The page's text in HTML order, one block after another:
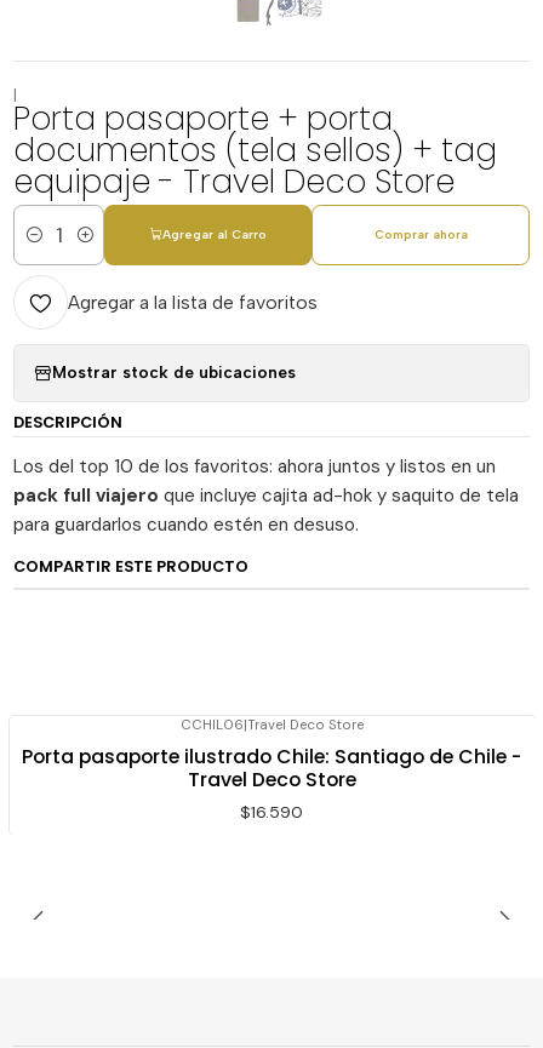
|
Porta pasaporte + porta
documentos (tela sellos) + tag
equipaje - Travel Deco Store
Cantidad
Agregar al Carro Comprar ahora
Agregar a la lista de favoritos
Mostrar stock de ubicaciones
DESCRIPCIÓN
Los del top 10 de los favoritos: ahora juntos y listos en un
pack full viajero que incluye cajita ad-hok y saquito de tela
para guardarlos cuando estén en desuso.
COMPARTIR ESTE PRODUCTO
CCHIL06|Travel Deco Store
Porta pasaporte ilustrado Chile: Santiago de Chile -
Travel Deco Store
$16.590